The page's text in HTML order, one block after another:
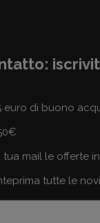
euro di buono
tua mail le offerte
tutte le